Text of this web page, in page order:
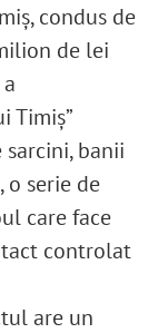
condus de
de lei
Timiș”
banii
o serie de
care face
controlat
are un